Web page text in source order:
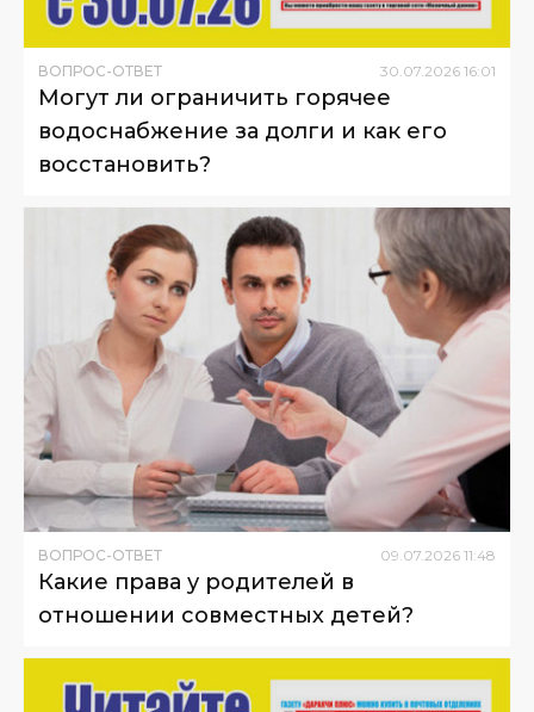
ВОПРОС-ОТВЕТ 30.07.2026 16:01
Могут ли ограничить горячее
водоснабжение за долги и как его
восстановить?
ВОПРОС-ОТВЕТ 09 07 2026 11:48
Какие права у родителей в
отношении совместных детей?